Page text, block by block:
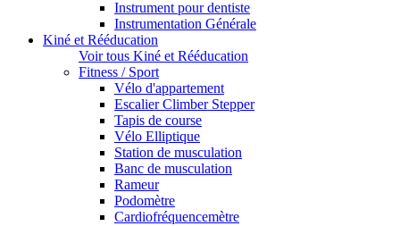
Instrument pour dentiste
Instrumentation Générale
Kiné et Rééducation
Voir tous Kiné et Rééducation
Fitness / Sport
Vélo d'appartement
Escalier Climber Stepper
Tapis de course
Vélo Elliptique
Station de musculation
Banc de musculation
Rameur
Podomètre
Cardiofréquencemètre